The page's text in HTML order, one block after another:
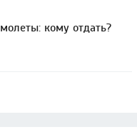
кому отдать?